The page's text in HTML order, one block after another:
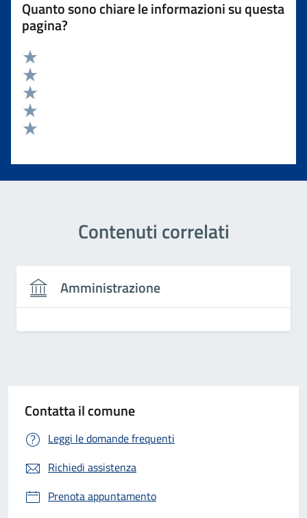
Quanto sono chiare le informazioni su questa
pagina?
Valuta 5 stelle su 5
Valuta 4 stelle su 5
Valuta 3 stelle su 5
Valuta 2 stelle su 5
Contenuti correlati
Amministrazione
Contatta il comune
Leggi le domande frequenti
Richiedi assistenza
Prenota appuntamento